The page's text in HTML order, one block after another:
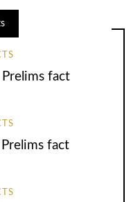
fact
fact